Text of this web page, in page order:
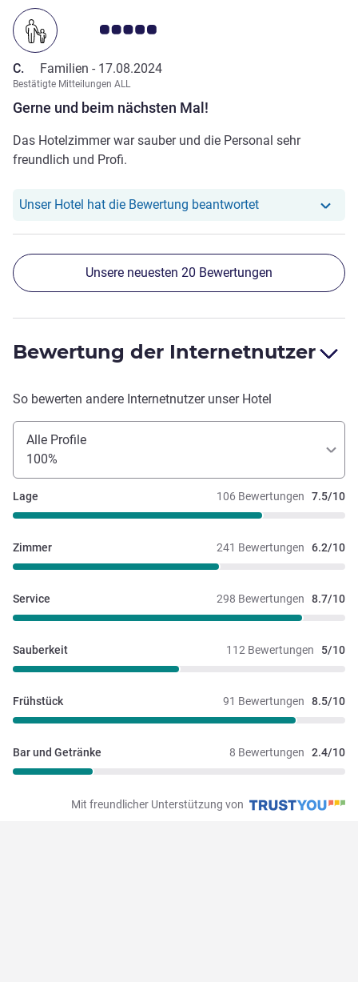
Gerne und beim nächsten Mal!
Note Kundenmeinungen 5.0/5
C. Familien - 17.08.2024
Bestätigte Mitteilungen ALL
Das Hotelzimmer war sauber und die Personal sehr
freundlich und Profi.
Unser Hotel hat die Bewertung beantwortetUnser Hotel hat
Unsere neuesten 20 Bewertungen
Bewertung der Internetnutzer
So bewerten andere Internetnutzer unser Hotel
Alle Profile
100%
106 Bewertungen 7.5/10
Lage
241 Bewertungen 6.2/10
Zimmer
298 Bewertungen 8.7/10
Service
112 Bewertungen 5/10
Sauberkeit
91 Bewertungen 8.5/10
Frühstück
8 Bewertungen 2.4/10
Bar und Getränke
Mit freundlicher Unterstützung von